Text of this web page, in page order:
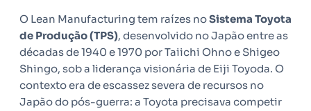
O Lean Manufacturing tem raízes noSistema Toyota
de Produção (TPS), desenvolvido no Japão entre as
décadas de 1940 e 1970 por Taiichi Ohno e Shigeo
Shingo, sob a liderança visionária de Eiji Toyoda. O
contexto era de escassez severa de recursos no
Japão do pós-guerra: a Toyota precisava competir